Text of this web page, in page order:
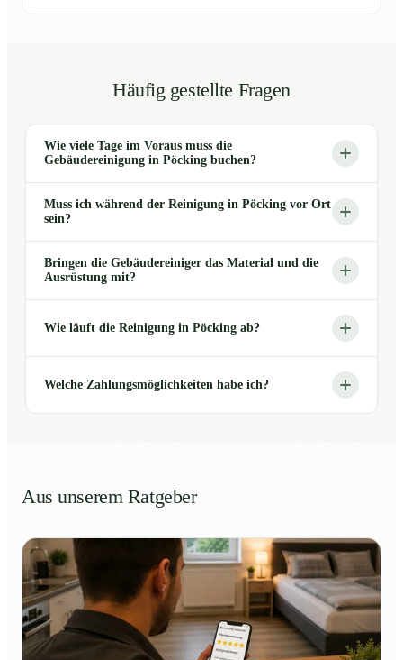
Häufig gestellte Fragen
Wie viele Tage im Voraus muss die
Gebäudereinigung in Pöcking buchen?
Muss ich während der Reinigung in Pöcking vor Ort
sein?
Bringen die Gebäudereiniger das Material und die
Ausrüstung mit?
Wie läuft die Reinigung in Pöcking ab?
Welche Zahlungsmöglichkeiten habe ich?
Aus unserem Ratgeber